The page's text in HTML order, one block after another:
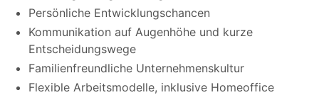
Persönliche Entwicklungschancen
Kommunikation auf Augenhöhe und kurze
Entscheidungswege
Familienfreundliche Unternehmenskultur
Flexible Arbeitsmodelle, inklusive Homeoffice